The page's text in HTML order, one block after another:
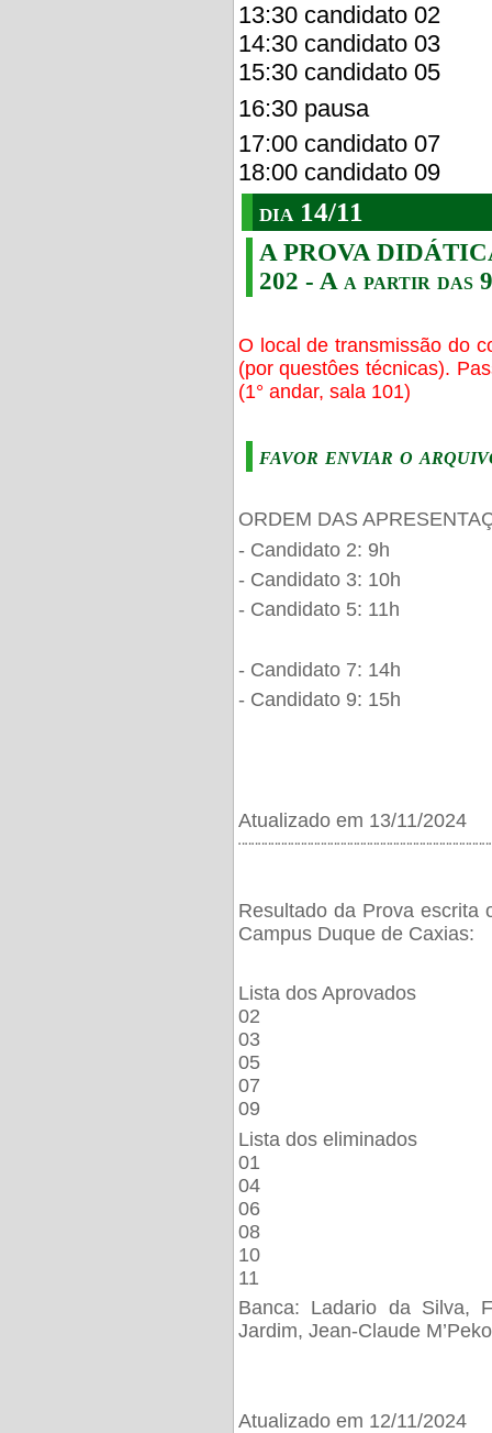
13:30 candidato 02
14:30 candidato 03
15:30 candidato 05
16:30 pausa
17:00 candidato 07
18:00 candidato 09
dia 14/11
A PROVA
202 - A a partir das
O local de transmissão do
(por questôes técnicas).
(1° andar, sala 101)
favor enviar o
ORDEM DAS
- Candidato 2: 9h
- Candidato 3: 10h
- Candidato 5: 11h
- Candidato 7: 14h
- Candidato 9: 15h
Atualizado em 13/11/2024
Resultado da Prova escrita
Campus Duque de Caxias:
Lista dos Aprovados
02
03
05
07
09
Lista dos eliminados
01
04
06
08
10
11
Banca: Ladario da Silva,
Jardim, Jean-Claude M’Peko
Atualizado em 12/11/2024